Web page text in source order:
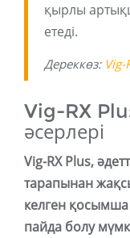
қырлы
етеді.
Дереккөз:
Vig-RX
әсерлері
Vig-RX Plus,
тарапынан
келген
пайда болу